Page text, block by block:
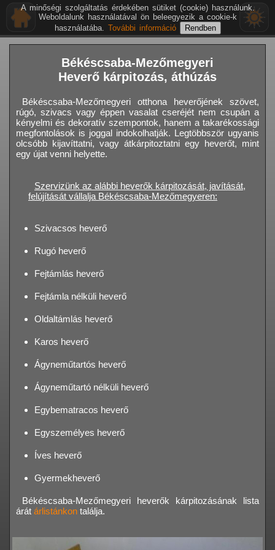
Békéscsaba-Mezőmegyeri
Heverő kárpitozás, áthúzás
Békéscsaba-Mezőmegyeri otthona heverőjének szövet,
rúgó, szivacs vagy éppen vasalat cseréjét nem csupán a
kényelmi és dekoratív szempontok, hanem a takarékossági
megfontolások is joggal indokolhatják. Legtöbbször ugyanis
olcsóbb kijavíttatni, vagy átkárpitoztatni egy heverőt, mint
egy újat venni helyette.
Szervizünk az alábbi heverők kárpitozását, javítását,
felújítását vállalja Békéscsaba-Mezőmegyeren:
Szivacsos heverő
Rugó heverő
Fejtámlás heverő
Fejtámla nélküli heverő
Oldaltámlás heverő
Karos heverő
Ágyneműtartós heverő
Ágyneműtartó nélküli heverő
Egybematracos heverő
Egyszemélyes heverő
Íves heverő
Gyermekheverő
Békéscsaba-Mezőmegyeri heverők kárpitozásának lista
árát árlistánkon találja.
A minőségi szolgáltatás érdekében sütiket (cookie) használunk.
Weboldalunk használatával ön beleegyezik a cookie-k
használatába. További információ